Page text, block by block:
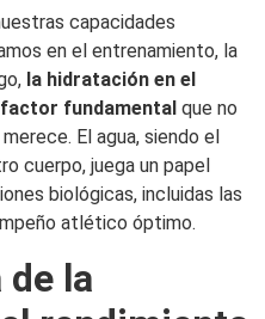
capacidades
en el entrenamiento, la
la hidratación en el
fundamental que no
El agua, siendo el
cuerpo, juega un papel
biológicas, incluidas las
atlético óptimo.
la